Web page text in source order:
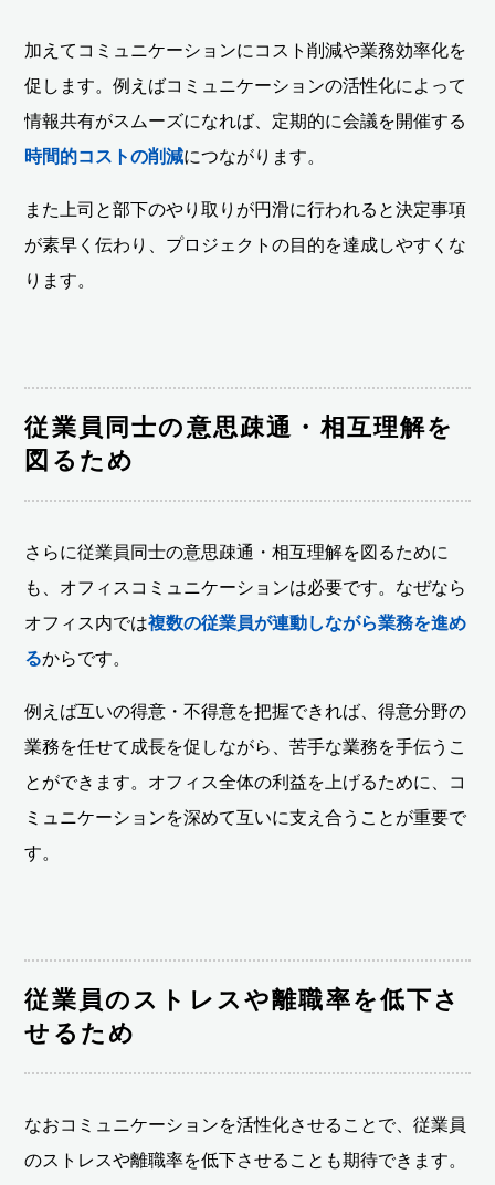
加えてコミュニケーションにコスト削減や業務効率化を
促します。例えばコミュニケーションの活性化によって
情報共有がスムーズになれば、定期的に会議を開催する
時間的コストの削減につながります。
また上司と部下のやり取りが円滑に行われると決定事項
が素早く伝わり、プロジェクトの目的を達成しやすくな
ります。
従業員同士の意思疎通・相互理解を
図るため
さらに従業員同士の意思疎通・相互理解を図るために
も、オフィスコミュニケーションは必要です。なぜなら
オフィス内では複数の従業員が連動しながら業務を進め
るからです。
例えば互いの得意・不得意を把握できれば、得意分野の
業務を任せて成長を促しながら、苦手な業務を手伝うこ
とができます。オフィス全体の利益を上げるために、コ
ミュニケーションを深めて互いに支え合うことが重要で
す。
従業員のストレスや離職率を低下さ
せるため
なおコミュニケーションを活性化させることで、従業員
のストレスや離職率を低下させることも期待できます。